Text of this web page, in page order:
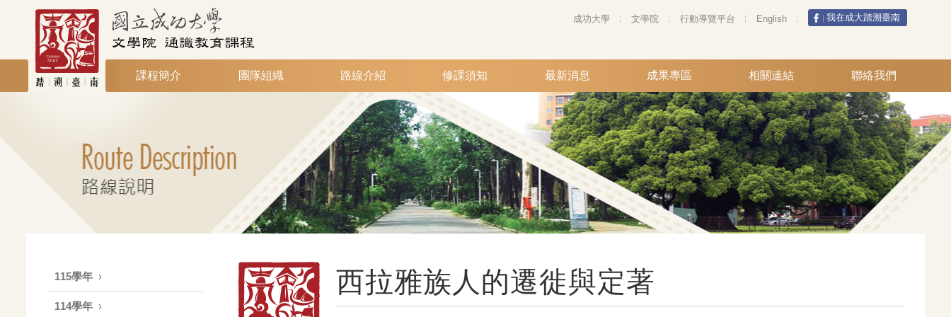
成功大學 文學院 行動導覽平台 English 我在成大踏溯臺南
課程簡介 團隊組織 路線介紹 修課須知 最新消息 成果專區 相關連結 聯絡我們
115學年
114學年
西拉雅族人的遷徙與定著